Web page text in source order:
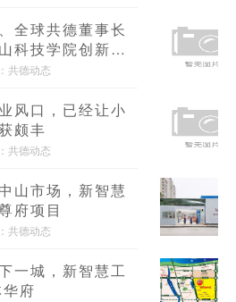
全球共德董事长
科技学院创新创
共德动态
风口，已经让小
颇丰
共德动态
山市场，新智慧
府项目
共德动态
一城，新智慧工
府